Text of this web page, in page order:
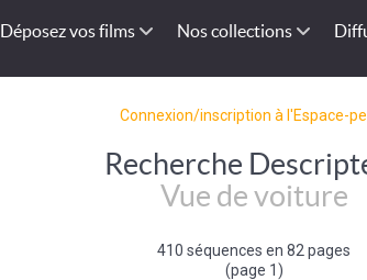
Déposez vos films Nos collections
Connexion/inscription à l'Espace-
Recherche
Vue de voiture
410 séquences en 82 pages
(page 1)